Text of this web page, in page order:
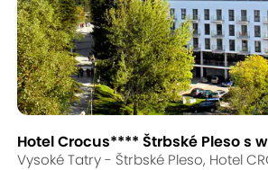
Hotel Crocus**** Štrbské Pleso s
Vysoké Tatry - Štrbské Pleso, Hotel